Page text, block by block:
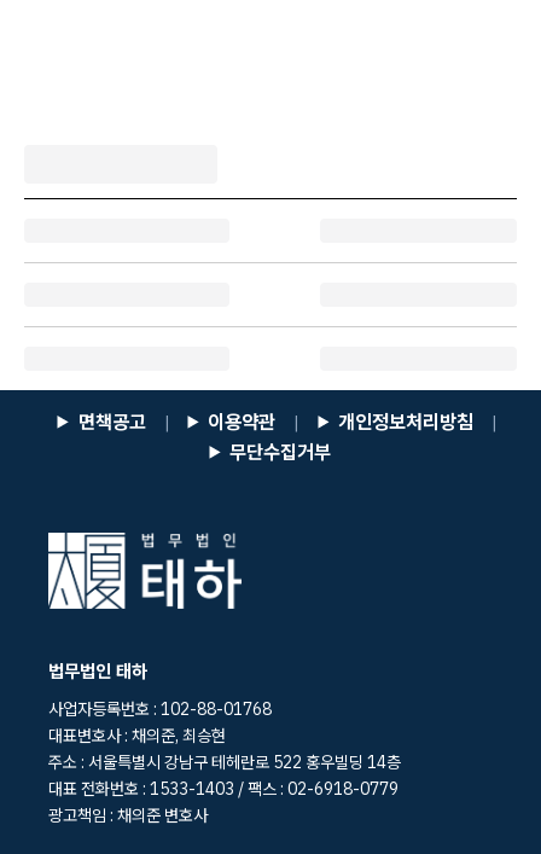
면책공고 | 이용약관 | 개인정보처리방침 |
무단수집거부
법무법인 태하
사업자등록번호 : 102-88-01768
대표변호사 : 채의준, 최승현
주소 : 서울특별시 강남구 테헤란로 522 홍우빌딩 14층
대표 전화번호 : 1533-1403 / 팩스 : 02-6918-0779
광고책임 : 채의준 변호사